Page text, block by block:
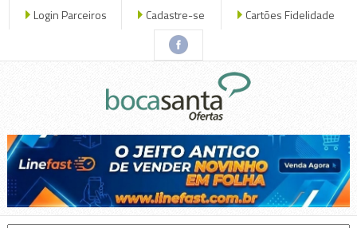
Login Parceiros Cadastre-se Cartões Fidelidade